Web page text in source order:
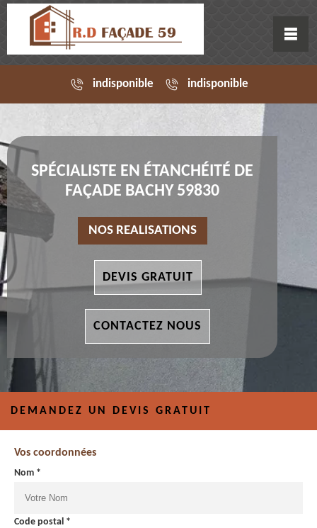
indisponible indisponible
SPÉCIALISTE EN ÉTANCHÉITÉ DE
FAÇADE BACHY 59830
NOS REALISATIONS
DEVIS GRATUIT
CONTACTEZ NOUS
DEMANDEZ UN DEVIS GRATUIT
Vos coordonnées
Nom *
Code postal *